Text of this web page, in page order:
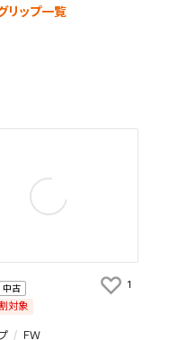
リップ一覧
中古
対象
ＦＷ
1